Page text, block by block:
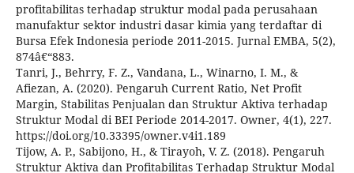
profitabilitas terhadap struktur modal pada perusahaan
manufaktur sektor industri dasar kimia yang terdaftar di
Bursa Efek Indonesia periode 2011-2015. Jurnal EMBA, 5(2),
874â€“883.
Tanri, J., Behrry, F. Z., Vandana, L., Winarno, I. M., &
Afiezan, A. (2020). Pengaruh Current Ratio, Net Profit
Margin, Stabilitas Penjualan dan Struktur Aktiva terhadap
Struktur Modal di BEI Periode 2014-2017. Owner, 4(1), 227.
https://doi.org/10.33395/owner.v4i1.189
Tijow, A. P., Sabijono, H., & Tirayoh, V. Z. (2018). Pengaruh
Struktur Aktiva dan Profitabilitas Terhadap Struktur Modal